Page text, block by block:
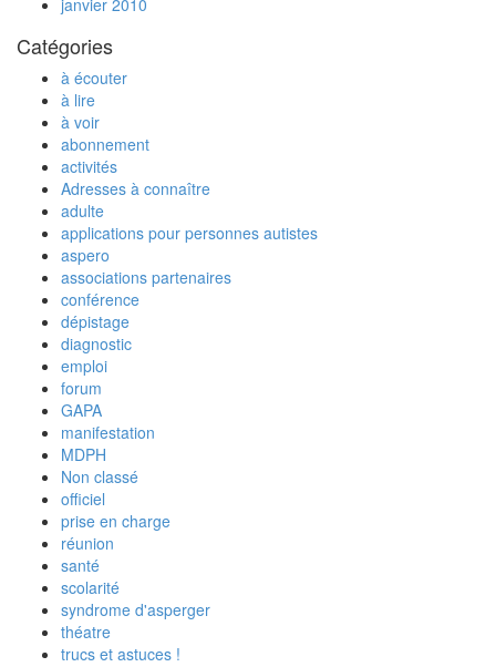
Catégories
à écouter
à lire
à voir
abonnement
activités
Adresses à connaître
adulte
applications pour personnes autistes
aspero
associations partenaires
conférence
dépistage
diagnostic
emploi
forum
GAPA
manifestation
MDPH
Non classé
officiel
prise en charge
réunion
santé
scolarité
syndrome d'asperger
théatre
trucs et astuces !